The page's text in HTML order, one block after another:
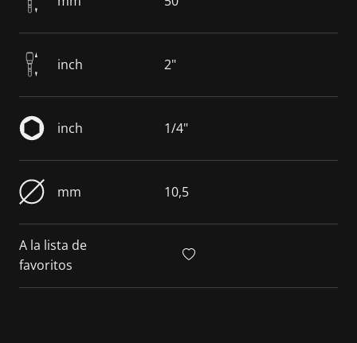
inch 2"
inch 1/4"
mm 10,5
A la lista de
favoritos